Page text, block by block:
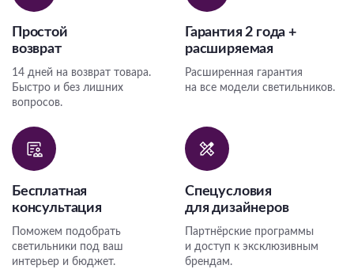
Простой
возврат
14 дней на возврат товара.
Быстро и без лишних
вопросов.
Гарантия 2 года +
расширяемая
Расширенная гарантия
на все модели светильников.
Бесплатная
консультация
Поможем подобрать
светильники под ваш
интерьер и бюджет.
Спецусловия
для дизайнеров
Партнёрские программы
и доступ к эксклюзивным
брендам.